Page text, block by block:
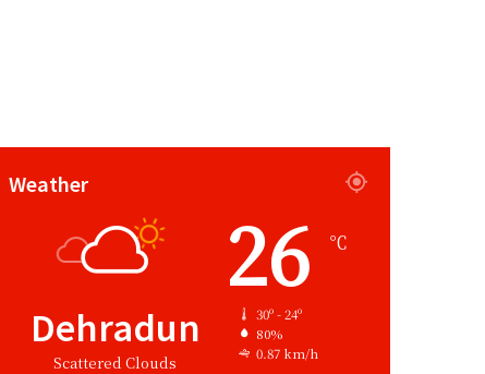
Weather
Dehradun
Scattered Clouds
26 ℃
30º - 24º
80%
0.87 km/h